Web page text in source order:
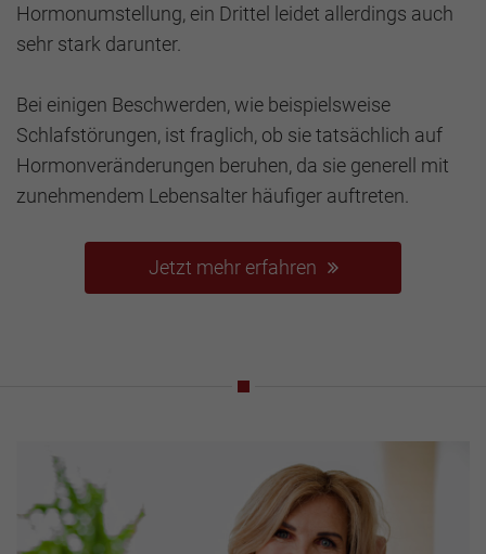
Hormonumstellung, ein Drittel leidet allerdings auch
sehr stark darunter.
Bei einigen Beschwerden, wie beispielsweise
Schlafstörungen, ist fraglich, ob sie tatsächlich auf
Hormonveränderungen beruhen, da sie generell mit
zunehmendem Lebensalter häufiger auftreten.
Jetzt mehr erfahren